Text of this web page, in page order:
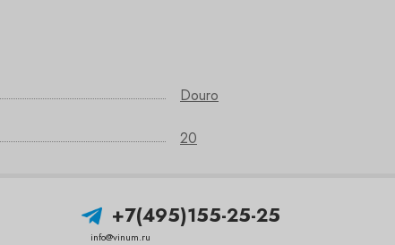
Douro
20
+7(495)155-25-25
info@vinum.ru